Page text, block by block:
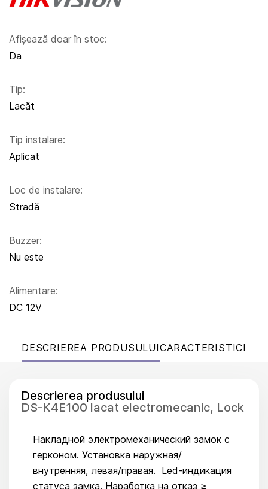
Afișează doar în stoc:
Da
Tip:
Lacăt
Tip instalare:
Aplicat
Loc de instalare:
Stradă
Buzzer:
Nu este
Alimentare:
DC 12V
DESCRIEREA PRODUSULUICARACTERISTICI
Descrierea produsului
DS-K4E100 lacat electromecanic, Lock
Накладной электромеханический замок с
герконом. Установка наружная/
внутренняя, левая/правая. Led-индикация
статуса замка. Наработка на отказ ≥